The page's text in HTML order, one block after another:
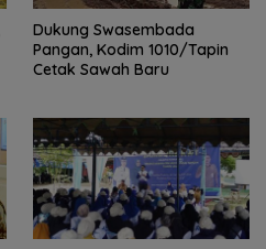
Dukung Swasembada
Pangan, Kodim 1010/Tapin
Cetak Sawah Baru